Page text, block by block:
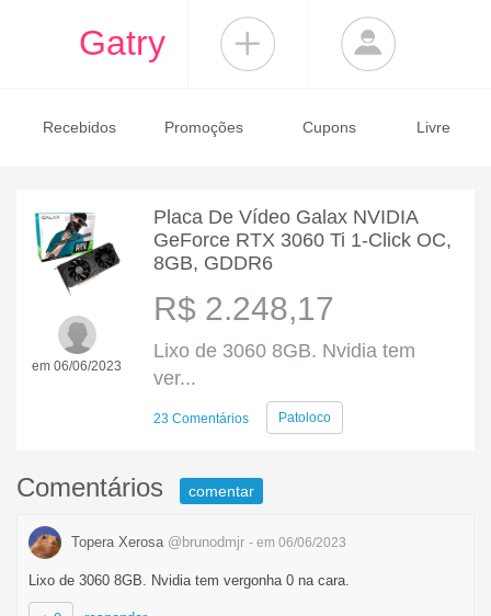
Gatry
Recebidos Promoções Cupons Livre
em 06/06/2023
Placa De Vídeo Galax NVIDIA
GeForce RTX 3060 Ti 1-Click OC,
8GB, GDDR6
R$ 2.248,17
Lixo de 3060 8GB. Nvidia tem
ver...
23 Comentários Patoloco
Comentários comentar
Topera Xerosa @brunodmjr - em 06/06/2023
Lixo de 3060 8GB. Nvidia tem vergonha 0 na cara.